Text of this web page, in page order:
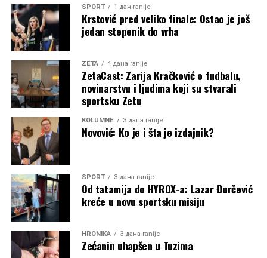
SPORT 1 дан ranije
Krstović pred veliko finale: Ostao je još
jedan stepenik do vrha
ZETA 4 дана ranije
ZetaCast: Zarija Kračković o fudbalu,
novinarstvu i ljudima koji su stvarali
sportsku Zetu
KOLUMNE 3 дана ranije
Novović: Ko je i šta je izdajnik?
SPORT 3 дана ranije
Od tatamija do HYROX-a: Lazar Đurčević
kreće u novu sportsku misiju
HRONIKA 3 дана ranije
Zećanin uhapšen u Tuzima